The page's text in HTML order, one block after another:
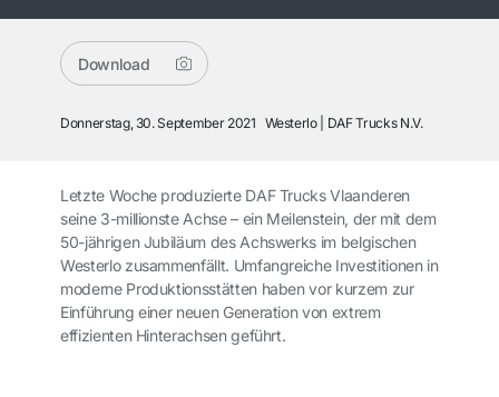
Download
Donnerstag, 30. September 2021 Westerlo DAF Trucks N.V.
Letzte Woche produzierte DAF Trucks Vlaanderen
seine 3-millionste Achse – ein Meilenstein, der mit dem
50-jährigen Jubiläum des Achswerks im belgischen
Westerlo zusammenfällt. Umfangreiche Investitionen in
moderne Produktionsstätten haben vor kurzem zur
Einführung einer neuen Generation von extrem
effizienten Hinterachsen geführt.